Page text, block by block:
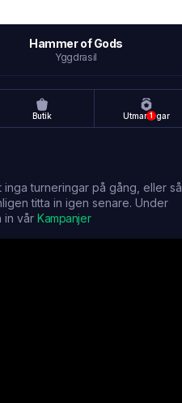
Hammer of Gods
Yggdrasil
Butik 1
Utmaningar
inga turneringar på gång, eller så
titta in igen senare. Under
in vår Kampanjer